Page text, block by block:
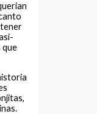
tener
que